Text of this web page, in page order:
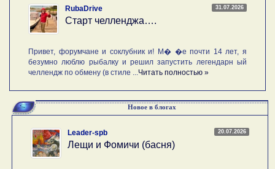
31.07.2026
RubaDrive
Старт челленджа….
Привет, форумчане и соклубник и! М� �е почти 14 лет, я
безумно люблю рыбалку и решил запустить легендарн ый
челлендж по обмену (в стиле ... Читать полностью »
Новое в блогах
20.07.2026
Leader-spb
Лещи и Фомичи (басня)